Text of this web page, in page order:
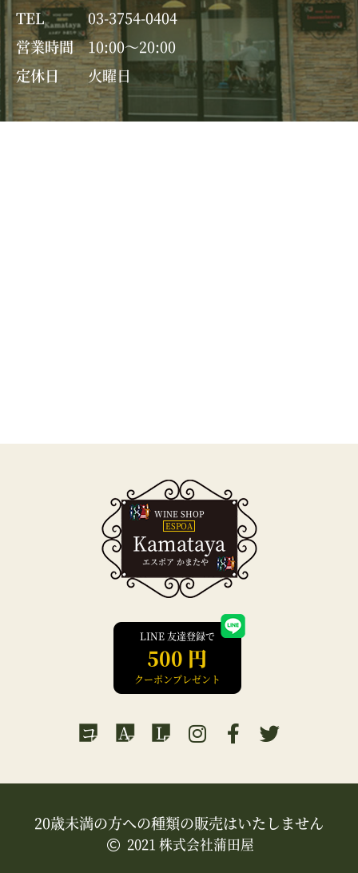
TEL
03-3754-0404
営業時間
10:00～20:00
定休日
火曜日
WINE SHOP
ESPOA
Kamataya
エスポア かまたや
LINE 友達登録で
500 円
クーポンプレゼント
コ A L
20歳未満の方への種類の販売はいたしません
2021 株式会社蒲田屋